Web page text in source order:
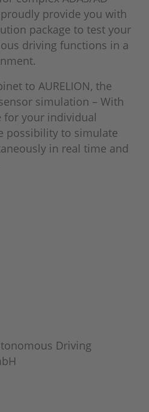
provide you with
package to test your
driving functions in a
to AURELION, the
simulation – With
for your individual
possibility to simulate
in real time and
Driving